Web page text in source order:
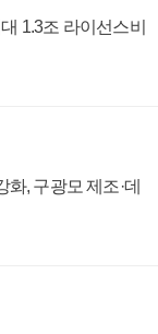
1.3조 라이선스비
, 구광모 제조·데